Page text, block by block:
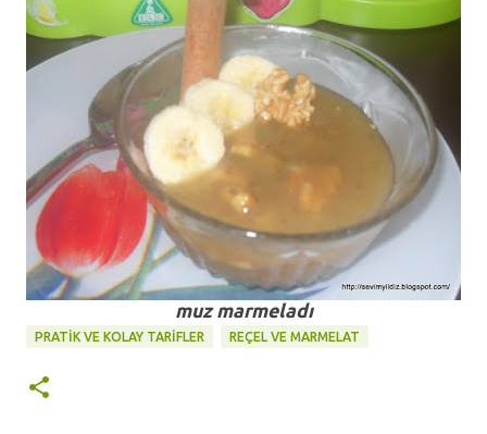
muz marmeladı
PRATİK VE KOLAY TARİFLER REÇEL VE MARMELAT